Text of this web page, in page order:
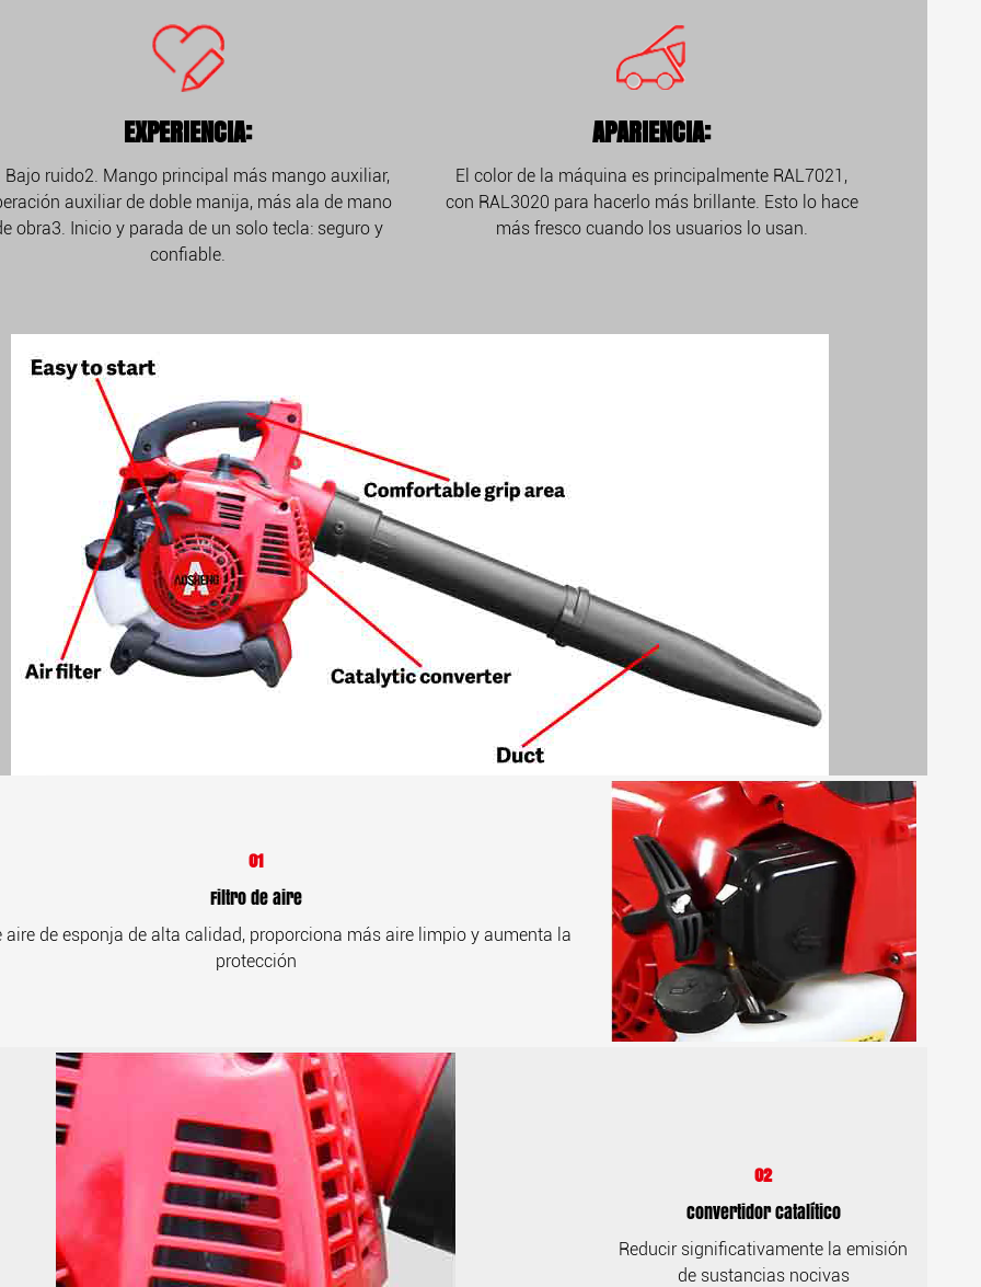
EXPERIENCIA:
Bajo ruido2. Mango principal más mango auxiliar,
auxiliar de doble manija, más ala de mano
obra3. Inicio y parada de un solo tecla: seguro y
confiable.
APARIENCIA:
El color de la máquina es principalmente RAL7021,
con RAL3020 para hacerlo más brillante. Esto lo hace
más fresco cuando los usuarios lo usan.
01
Filtro de aire
aire de esponja de alta calidad, proporciona más aire limpio y aumenta la
protección
02
Convertidor catalítico
Reducir significativamente la emisión
de sustancias nocivas